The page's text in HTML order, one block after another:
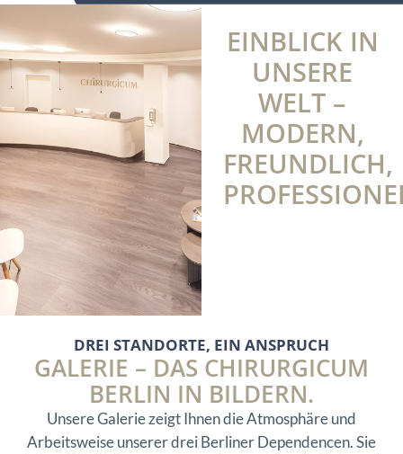
EINBLICK IN
UNSERE
WELT –
MODERN,
FREUNDLICH,
DREI STANDORTE, EIN ANSPRUCH
GALERIE – DAS CHIRURGICUM
BERLIN IN BILDERN.
Unsere Galerie zeigt Ihnen die Atmosphäre und
Arbeitsweise unserer drei Berliner Dependencen. Sie